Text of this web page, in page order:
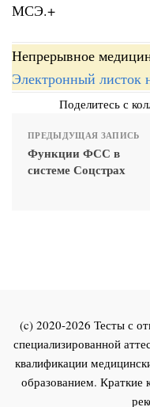
МСЭ.+
Непрерывное
Электронный листок
Поделитесь с
ПРЕДЫДУЩАЯ ЗАПИСЬ
Функции ФСС в
системе Соцстрах
(c) 2020-2026 Тесты с
специализированной
квалификации
образованием. Краткие